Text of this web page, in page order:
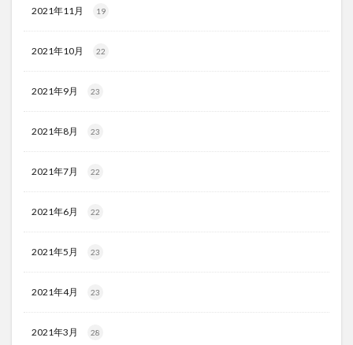
2021年11月 19
2021年10月 22
2021年9月 23
2021年8月 23
2021年7月 22
2021年6月 22
2021年5月 23
2021年4月 23
2021年3月 28